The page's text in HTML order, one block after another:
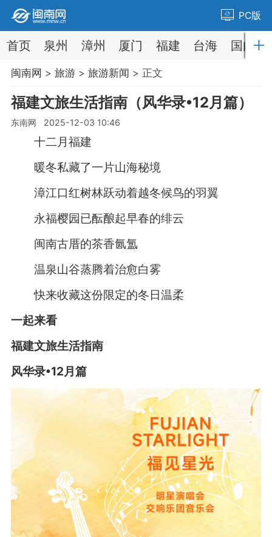
PC版
首页 泉州 漳州 厦门 福建 台海 国内
闽南网 > 旅游> 旅游新闻 > 正文
福建文旅生活指南（风华录•12月篇）
东南网 2025-12-03 10:46
十二月福建
暖冬私藏了一片山海秘境
漳江口红树林跃动着越冬候鸟的羽翼
永福樱园已酝酿起早春的绯云
闽南古厝的茶香氤氲
温泉山谷蒸腾着治愈白雾
快来收藏这份限定的冬日温柔
一起来看
福建文旅生活指南
风华录•12月篇